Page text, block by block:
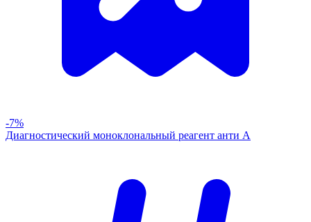
-7%
Диагностический моноклональный реагент анти А